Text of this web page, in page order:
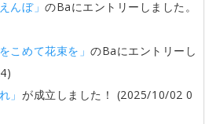
えんぼ」のBaにエントリーしました。
をこめて花束を」のBaにエントリーし
」が成立しました！ (2025/10/02 0